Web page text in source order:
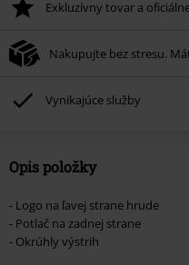
Po zadaní kódu v košíku, sa zľava
Nemožno kombinovať s inými
knihy, médiá, vstupenky,
ktorých kúpou podporíte nadáciu.
Exkluzívny tovar a
Nakupujte bez stresu.
Vynikajúce služby
Opis položky
- Logo na ľavej strane hrude
- Potlač na zadnej strane
- Okrúhly výstrih